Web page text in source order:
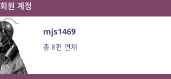
회원 계정
mjs1469
총 8편 연재